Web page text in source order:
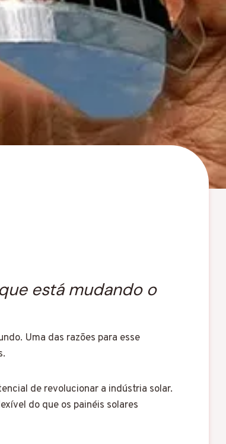
está mudando o
Uma das razões para esse
de revolucionar a indústria solar.
do que os painéis solares